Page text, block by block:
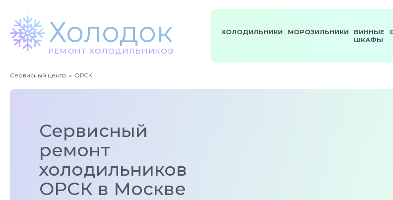
Холодок
РЕМОНТ ХОЛОДИЛЬНИКОВ
ХОЛОДИЛЬНИКИ МОРОЗИЛЬНИКИ
ВИННЫЕ
ШКАФЫ
Сервисный центр ОРСК
Сервисный
ремонт
холодильников
ОРСК в Москве